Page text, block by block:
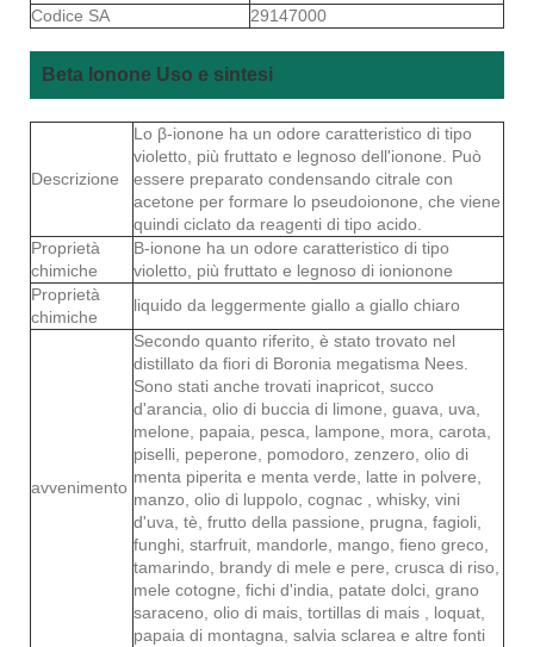
Codice SA
29147000
Beta Ionone Uso e sintesi
Descrizione
Lo β-ionone ha un odore caratteristico di tipo
violetto, più fruttato e legnoso dell'ionone. Può
essere preparato condensando citrale con
acetone per formare lo pseudoionone, che viene
quindi ciclato da reagenti di tipo acido.
Proprietà
chimiche
Β-ionone ha un odore caratteristico di tipo
violetto, più fruttato e legnoso di ionionone
Proprietà
chimiche
liquido da leggermente giallo a giallo chiaro
avvenimento
Secondo quanto riferito, è stato trovato nel
distillato da fiori di Boronia megatisma Nees.
Sono stati anche trovati inapricot, succo
d'arancia, olio di buccia di limone, guava, uva,
melone, papaia, pesca, lampone, mora, carota,
piselli, peperone, pomodoro, zenzero, olio di
menta piperita e menta verde, latte in polvere,
manzo, olio di luppolo, cognac , whisky, vini
d'uva, tè, frutto della passione, prugna, fagioli,
funghi, starfruit, mandorle, mango, fieno greco,
tamarindo, brandy di mele e pere, crusca di riso,
mele cotogne, fichi d'india, patate dolci, grano
saraceno, olio di mais, tortillas di mais , loquat,
papaia di montagna, salvia sclarea e altre fonti